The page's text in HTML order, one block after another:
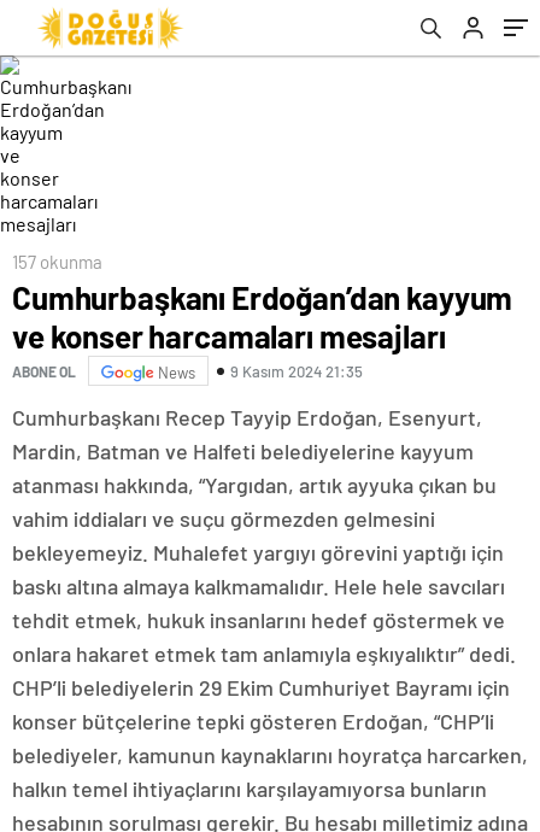
157 okunma
Cumhurbaşkanı Erdoğan’dan kayyum
ve konser harcamaları mesajları
ABONE OL News 9 Kasım 2024 21:35
Cumhurbaşkanı Recep Tayyip Erdoğan, Esenyurt,
Mardin, Batman ve Halfeti belediyelerine kayyum
atanması hakkında, “Yargıdan, artık ayyuka çıkan bu
vahim iddiaları ve suçu görmezden gelmesini
bekleyemeyiz. Muhalefet yargıyı görevini yaptığı için
baskı altına almaya kalkmamalıdır. Hele hele savcıları
tehdit etmek, hukuk insanlarını hedef göstermek ve
onlara hakaret etmek tam anlamıyla eşkıyalıktır” dedi.
CHP’li belediyelerin 29 Ekim Cumhuriyet Bayramı için
konser bütçelerine tepki gösteren Erdoğan, “CHP’li
belediyeler, kamunun kaynaklarını hoyratça harcarken,
halkın temel ihtiyaçlarını karşılayamıyorsa bunların
hesabının sorulması gerekir. Bu hesabı milletimiz adına